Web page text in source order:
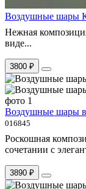
Воздушные шары
Нежная
виде...
3800 ₽
Воздушные шары
016845
Роскошная
сочетании с
3890 ₽